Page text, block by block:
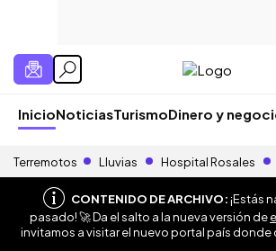
InicioNoticiasTurismoDinero y
Terremotos Lluvias Hospital Rosales
CONTENIDO DE ARCHIVO:¡Estás
pasado! 🚀 Da el salto a la nueva versión de
invitamos a visitar el nuevo portal país